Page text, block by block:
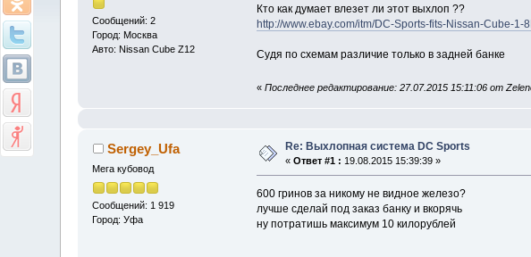
Сообщений: 2
Город: Москва
Авто: Nissan Cube Z12
Кто как думает влезет ли этот выхлоп ??
http://www.ebay.com/itm/DC-Sports-fits-Nissan-Cube-
Судя по схемам различие только в задней банке
« Последнее редактирование: 27.07.2015 15:11:06 от
Sergey_Ufa
Мега кубовод
Сообщений: 1 919
Город: Уфа
Re: Выхлопная система DC Sports
«Ответ #1 : 19.08.2015 15:39:39 »
600 гринов за никому не видное железо?
лучше сделай под заказ банку и вкорячь
ну потратишь максимум 10 килорублей